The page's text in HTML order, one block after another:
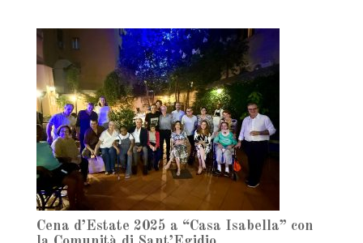
Cena d’Estate 2025 a “Casa Isabella” con